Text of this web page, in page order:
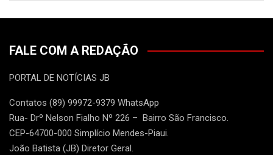
FALE COM A REDAÇÃO
PORTAL DE NOTÍCIAS JB
Contatos (89) 99972-9379 WhatsApp
Rua- Drº Nelson Fialho Nº 226 – Bairro São Francisco.
CEP-64700-000 Simplício Mendes-Piaui.
João Batista (JB) Diretor Geral.